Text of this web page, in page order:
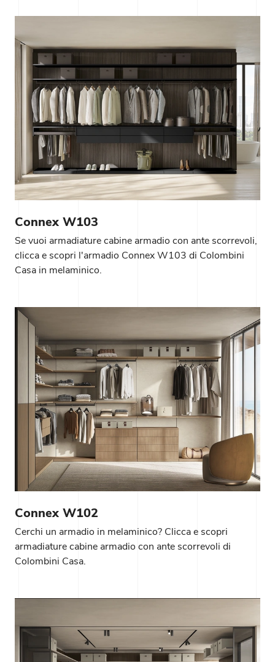
Connex W103
Se vuoi armadiature cabine armadio con ante scorrevoli,
clicca e scopri l'armadio Connex W103 di Colombini
Casa in melaminico.
Connex W102
Cerchi un armadio in melaminico? Clicca e scopri
armadiature cabine armadio con ante scorrevoli di
Colombini Casa.